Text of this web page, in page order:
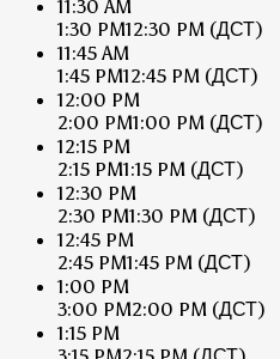
11:30 AM
1:30 PM12:30 PM (ДСТ)
11:45 AM
1:45 PM12:45 PM (ДСТ)
12:00 PM
2:00 PM1:00 PM (ДСТ)
12:15 PM
2:15 PM1:15 PM (ДСТ)
12:30 PM
2:30 PM1:30 PM (ДСТ)
12:45 PM
2:45 PM1:45 PM (ДСТ)
1:00 PM
3:00 PM2:00 PM (ДСТ)
1:15 PM